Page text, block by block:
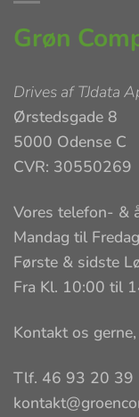
Grøn
Drives afTJdata
Ørstedsgade 8
5000 Odense C
CVR: 30550269
Vores telefon- &
Mandag til
Første & sidste
Fra Kl. 10:00 til
Kontakt os
Tlf. 46 93 20 39